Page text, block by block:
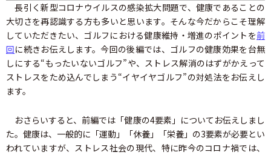
長引く新型コロナウイルスの感染拡大問題で、健康であることの
大切さを再認識する方も多いと思います。そんな今だからこそ理解
していただきたい、ゴルフにおける健康維持・増進のポイントを前
回に続きお伝えします。今回の後編では、ゴルフの健康効果を台無
しにする“もったいないゴルフ”や、ストレス解消のはずがかえって
ストレスをため込んでしまう“イヤイヤゴルフ”の対処法をお伝えし
ます。
おさらいすると、前編では「健康の4要素」についてお伝えしまし
た。健康は、一般的に「運動」「休養」「栄養」の3要素が必要とい
われていますが、ストレス社会の現代、特に昨今のコロナ禍では、